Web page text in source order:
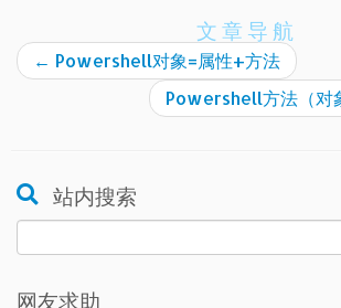
文章导航
← Powershell对象=属性+方法
Powershell方法（对
站内搜索
索：
网友求助